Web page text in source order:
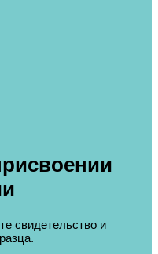
свидетельство и